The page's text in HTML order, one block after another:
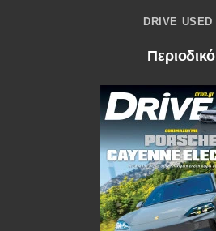
DRIVE USED
Περιοδικό